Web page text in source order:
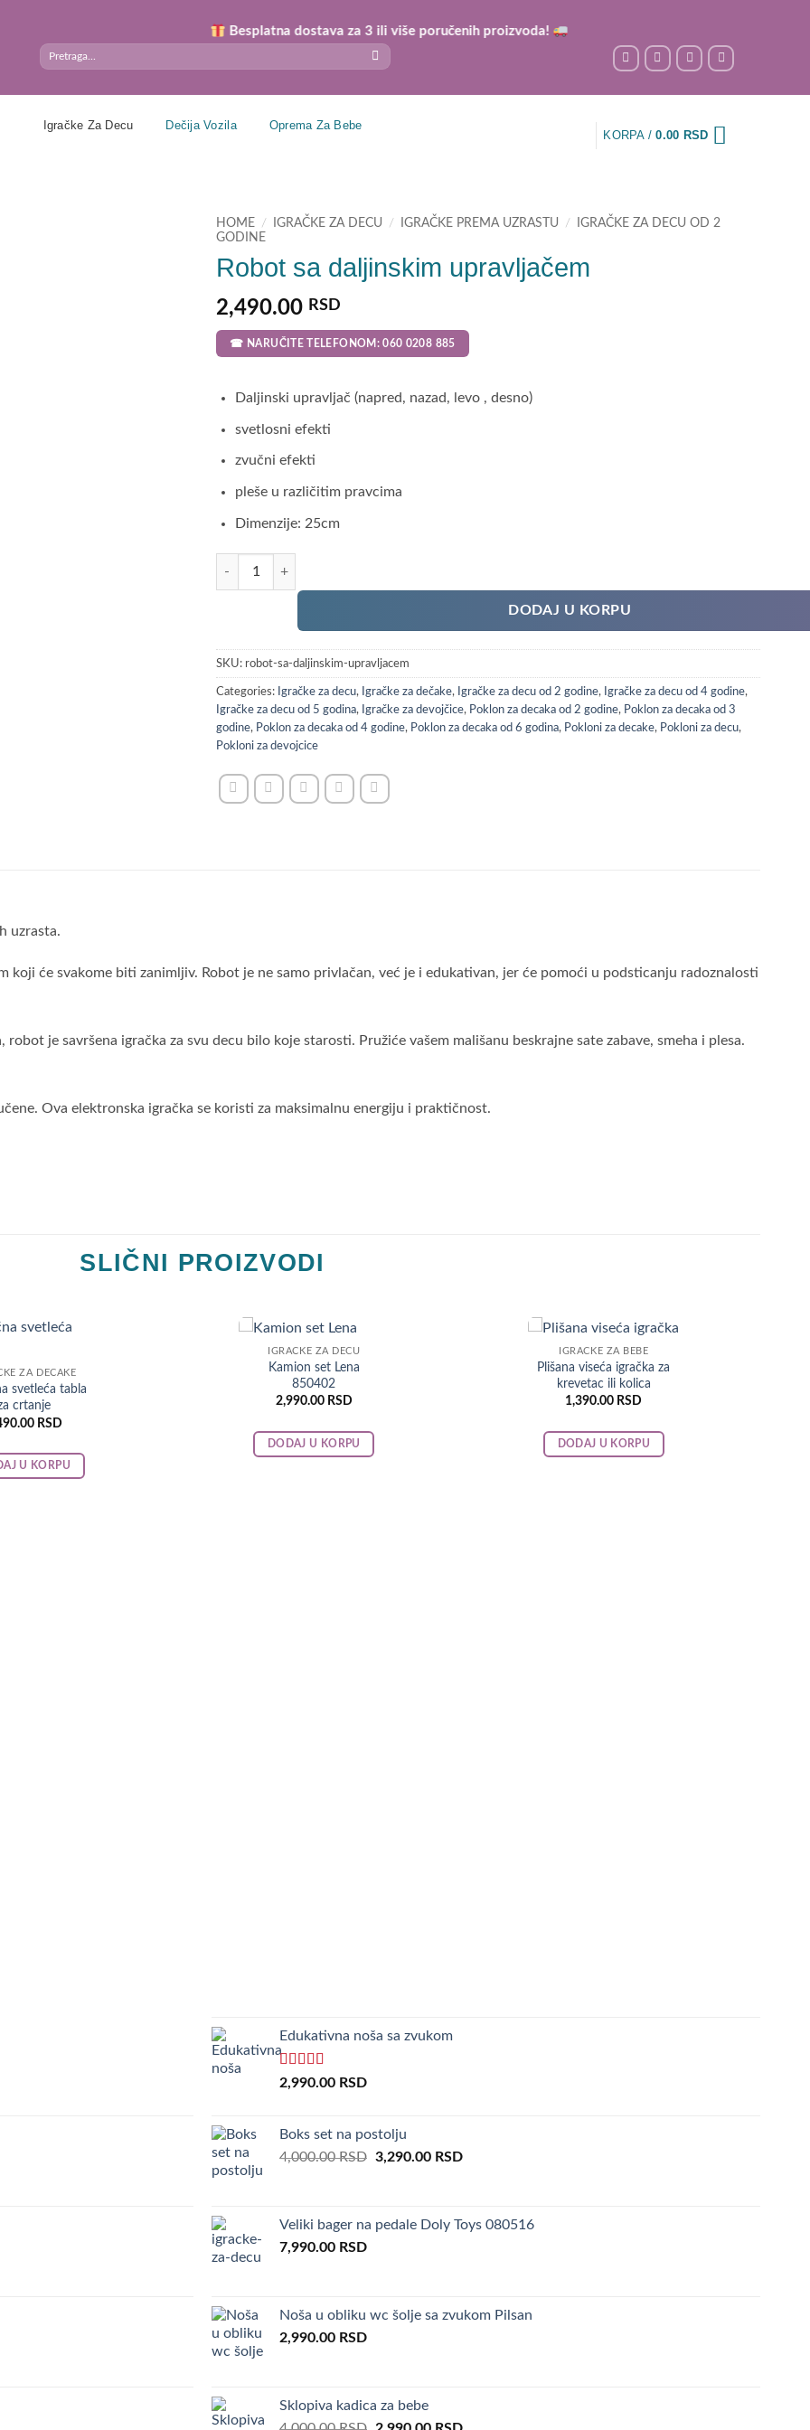
Search
for:
Besplatna dostava za 3 ili više poručenih proizvoda!
Igračke Za Decu Dečija Vozila Oprema Za Bebe
KORPA /0.00 RSD
HOME / IGRAČKE ZA DECU / IGRAČKE PREMA UZRASTU /
IGRAČKE ZA DECU OD 2
GODINE
Robot sa daljinskim upravljačem
2,490.00 RSD
☎ NARUČITE TELEFONOM: 060 0208 885
Daljinski upravljač (napred, nazad, levo , desno)
svetlosni efekti
zvučni efekti
pleše u različitim pravcima
Dimenzije: 25cm
Robot sa daljinskim upravljačem količina
DODAJ U KORPU
SKU: robot-sa-daljinskim-upravljacem
Categories: Igračke za decu, Igračke za dečake, Igračke za decu od 2 godine, Igračke za decu od 4 godine,
Igračke za decu od 5 godina, Igračke za devojčice, Poklon za decaka od 2 godine, Poklon za decaka od 3
godine, Poklon za decaka od 4 godine, Poklon za decaka od 6 godina, Pokloni za decake, Pokloni za decu,
Pokloni za devojcice
uzrasta.
koji će svakome biti zanimljiv. Robot je ne samo privlačan, već je i edukativan, jer će pomoći u podsticanju radoznalosti
je savršena igračka za svu decu bilo koje starosti. Pružiće vašem mališanu beskrajne sate zabave, smeha i plesa.
Ova elektronska igračka se koristi za maksimalnu energiju i praktičnost.
SLIČNI PROIZVODI
ZA DEČAKE
svetleća tabla
crtanje
RSD
U KORPU
IGRAČKE ZA DECU
Kamion set Lena
850402
2,990.00 RSD
DODAJ U KORPU
IGRACKE ZA BEBE
Plišana viseća igračka za
krevetac ili kolica
1,390.00 RSD
DODAJ U KORPU
Edukativna noša sa zvukom
Rated 5.00
2,990.00 RSD
Boks set na postolju
4,000.00RSD Original
3,290.00 RSDCurrent
Veliki bager na pedale Doly Toys 080516
7,990.00 RSD
Noša u obliku wc šolje sa zvukom Pilsan
2,990.00 RSD
Sklopiva kadica za bebe
Original
Current